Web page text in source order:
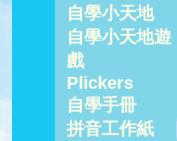
自學小天地
自學小天地遊
戲
Plickers
自學手冊
拼音工作紙